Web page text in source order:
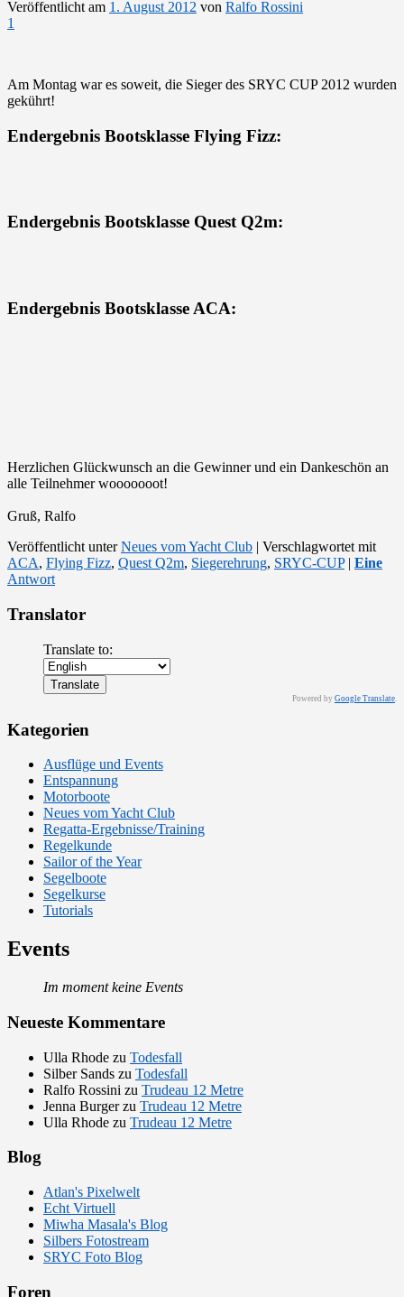
Veröffentlicht am 1. August 2012 von Ralfo Rossini
1
Am Montag war es soweit, die Sieger des SRYC CUP 2012 wurden
gekührt!
Endergebnis Bootsklasse Flying Fizz:
Endergebnis Bootsklasse Quest Q2m:
Endergebnis Bootsklasse ACA:
Herzlichen Glückwunsch an die Gewinner und ein Dankeschön an
alle Teilnehmer wooooooot!
Gruß, Ralfo
Veröffentlicht unter Neues vom Yacht Club
Verschlagwortet mit
ACA, Flying Fizz, Quest Q2m, Siegerehrung, SRYC-CUP
Eine
Antwort
Translator
Translate to:
Powered by Google Translate
Kategorien
Ausflüge und Events
Entspannung
Motorboote
Neues vom Yacht Club
Regatta-Ergebnisse/Training
Regelkunde
Sailor of the Year
Segelboote
Segelkurse
Tutorials
Events
Im moment keine Events
Neueste Kommentare
Ulla Rhode zu Todesfall
Silber Sands zu Todesfall
Ralfo Rossini zu Trudeau 12 Metre
Jenna Burgerzu Trudeau 12 Metre
Ulla Rhode zu Trudeau 12 Metre
Blog
Atlan's Pixelwelt
Echt Virtuell
Miwha Masala's Blog
Silbers Fotostream
SRYC Foto Blog
Foren